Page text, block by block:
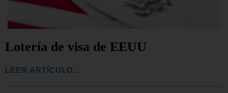
Lotería de visa de EEUU
LEER ARTÍCULO...